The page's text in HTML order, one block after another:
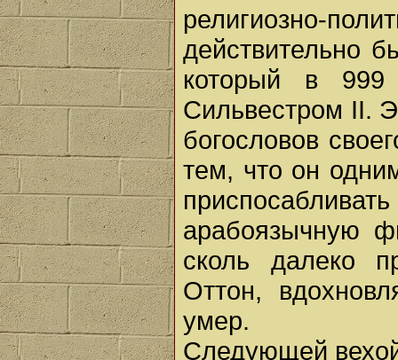
религиозно-
действительно
который в
Сильвестром II.
богословов
тем, что он
арабоязычную
сколь далеко
Оттон,
умер.
Следующей